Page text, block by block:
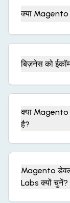
क्या
बिज़नेस को
क्या
है?
Magento
Labs क्यों चुनें?